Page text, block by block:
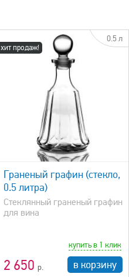
хит продаж!
0.5 л
Граненый графин (стекло,
0.5 литра)
Стеклянный граненый графин
для вина
2 650
купить в 1 клик
в корзину